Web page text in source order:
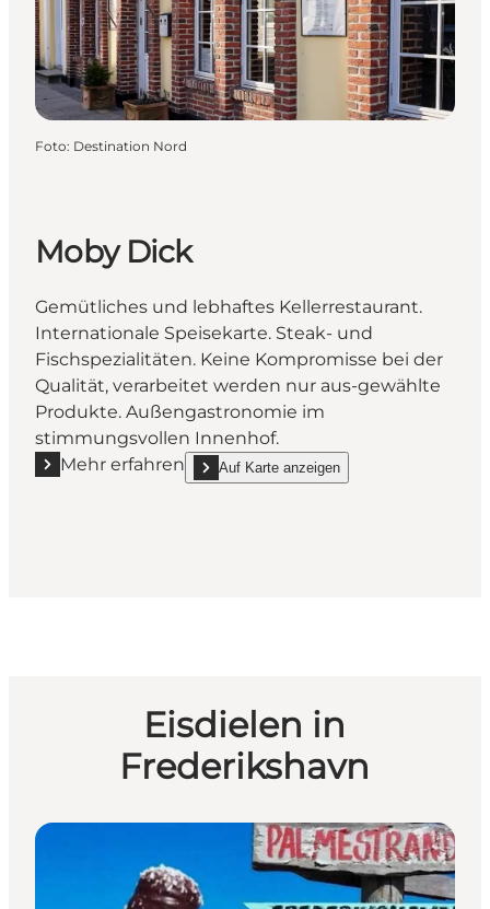
Foto: Destination Nord
Moby Dick
Gemütliches und lebhaftes Kellerrestaurant.
Internationale Speisekarte. Steak- und
Fischspezialitäten. Keine Kompromisse bei der
Qualität, verarbeitet werden nur aus-gewählte
Produkte. Außengastronomie im
stimmungsvollen Innenhof.
Mehr erfahren
Mehr erfahren "Moby Dick"Auf Karte anzeigen
show Moby Dick on_map
Eisdielen in
Frederikshavn